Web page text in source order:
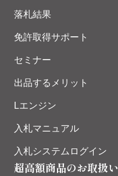
落札結果
免許取得サポート
セミナー
出品するメリット
Lエンジン
入札マニュアル
入札システムログイン
超高額商品のお取扱い